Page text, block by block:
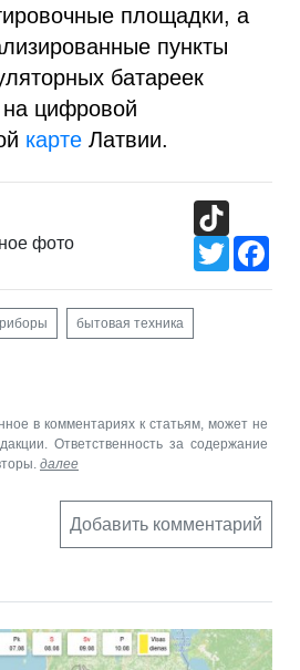
площадки, а
пункты
батареек
цифровой
карте Латвии.
фото
Twitter
бытовая техника
в комментариях к статьям, может не
Ответственность за содержание
далее
Добавить комментарий